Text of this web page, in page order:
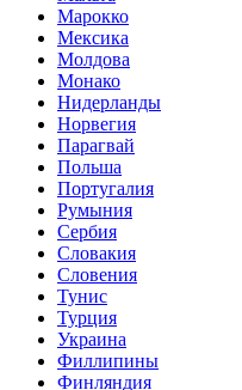
Марокко
Мексика
Молдова
Монако
Нидерланды
Норвегия
Парагвай
Польша
Португалия
Румыния
Сербия
Словакия
Словения
Тунис
Турция
Украина
Филлипины
Финляндия